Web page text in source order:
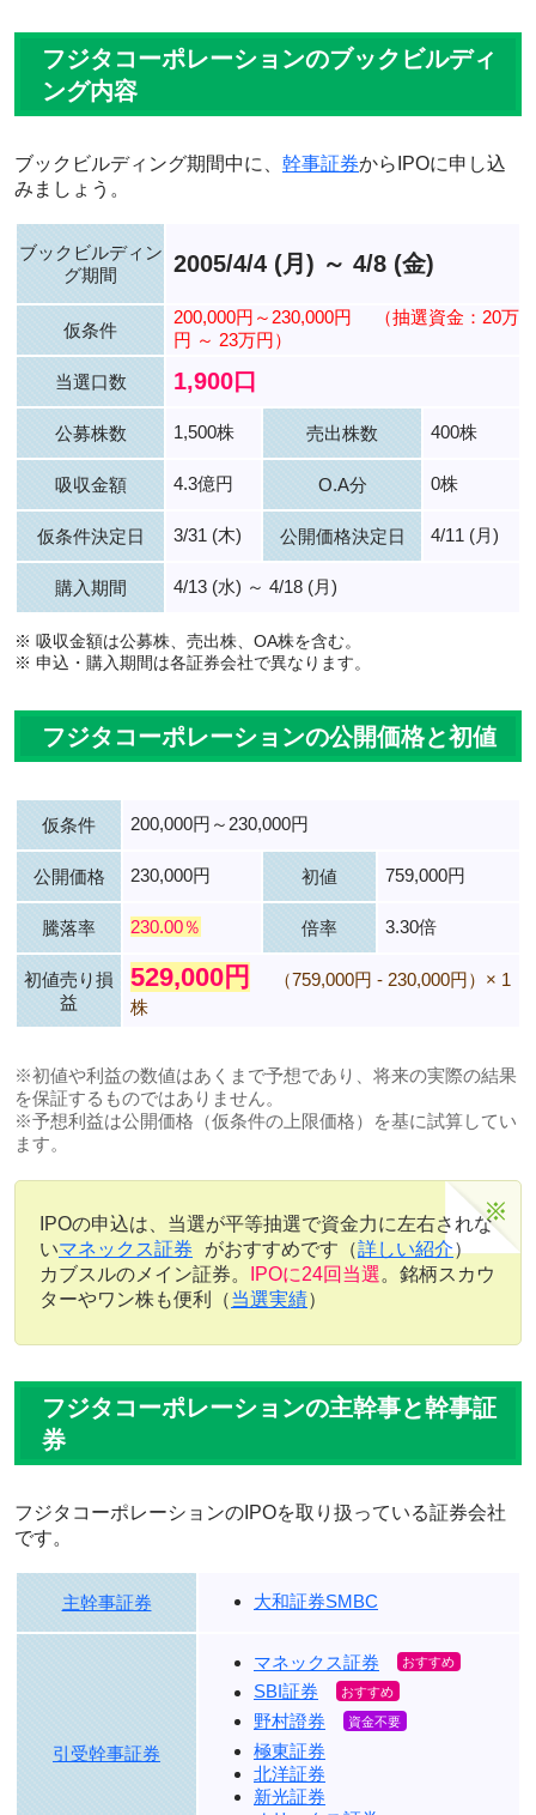
フジタコーポレーションのブックビルディ
ング内容
ブックビルディング期間中に、 幹事証券からIPOに申し込
みましょう。
ブックビルディン
グ期間
2005/4/4 (月) ～ 4/8 (金)
仮条件
200,000円～230,000円
（抽選資金：20万
円 ～ 23万円）
当選口数 1,900口
公募株数 1,500株 売出株数 400株
吸収金額 4.3億円 O.A分 0株
仮条件決定日 3/31 (木) 公開価格決定日 4/11 (月)
購入期間 4/13 (水) ～ 4/18 (月)
※ 吸収金額は公募株、売出株、OA株を含む。
※ 申込・購入期間は各証券会社で異なります。
フジタコーポレーションの公開価格と初値
仮条件 200,000円～230,000円
公開価格 230,000円 初値 759,000円
騰落率 230.00％ 倍率 3.30倍
初値売り損
益
529,000円
（759,000円 - 230,000円）× 1
株
※初値や利益の数値はあくまで予想であり、将来の実際の結果
を保証するものではありません。
※予想利益は公開価格（仮条件の上限価格）を基に試算してい
ます。
IPOの申込は、当選が平等抽選で資金力に左右されな
いマネックス証券 がおすすめです（詳しい紹介）
カブスルのメイン証券。
IPOに24回当選。銘柄スカウ
ターやワン株も便利（当選実績）
フジタコーポレーションの主幹事と幹事証
券
フジタコーポレーションのIPOを取り扱っている証券会社
です。
主幹事証券 大和証券SMBC
引受幹事証券
マネックス証券
SBI証券
野村證券
極東証券
北洋証券
新光証券